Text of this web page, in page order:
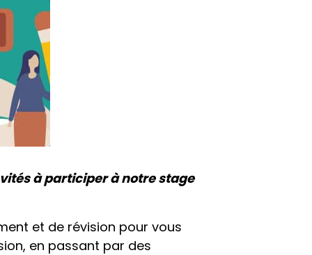
à participer à notre stage
et de révision pour vous
en passant par des